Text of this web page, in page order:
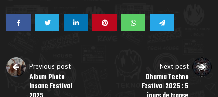
Previous post
Album Photo
Insane Festival
Next post
Dharma Techno
Festival 2025 : 5